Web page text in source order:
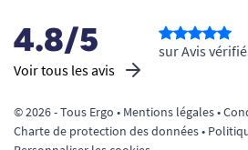
4.8/5
Voir tous les avis
sur Avis
© 2026 - Tous Ergo • Mentions légales•
Charte de protection des données•